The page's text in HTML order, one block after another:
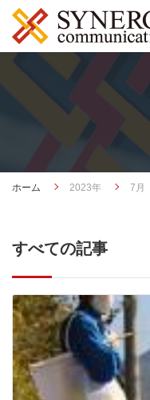
ホーム 2023年 7月
すべての記事